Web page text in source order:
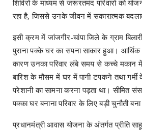
शिविरों के माध्यम से जरूरतमंद परिवारों को
रहा है, जिससे उनके जीवन में सकारात्मक
इसी क्रम में जांजगीर-चांपा जिले के ग्राम बिलारी
पुराना पक्के घर का सपना साकार हुआ।
कारण उनका परिवार लंबे समय से कच्चे मकान में
बारिश के मौसम में घर में पानी टपकने तथा
परेशानी का सामना करना पड़ता था। सीमित
पक्का घर बनाना परिवार के लिए बड़ी चुनौती
प्रधानमंत्री आवास योजना के अंतर्गत प्रीति